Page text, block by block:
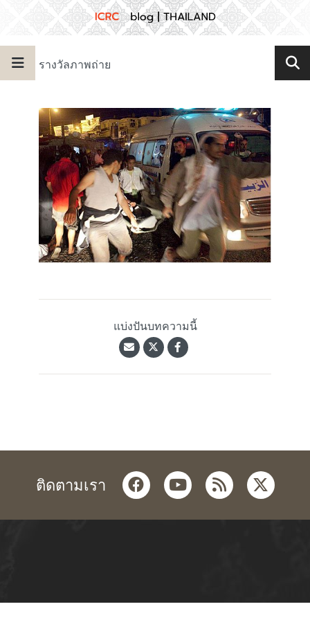
รางวัลภาพถ่าย
แบ่งปันบทความนี้
ติดตามเรา facebookyoutube
rss twitter